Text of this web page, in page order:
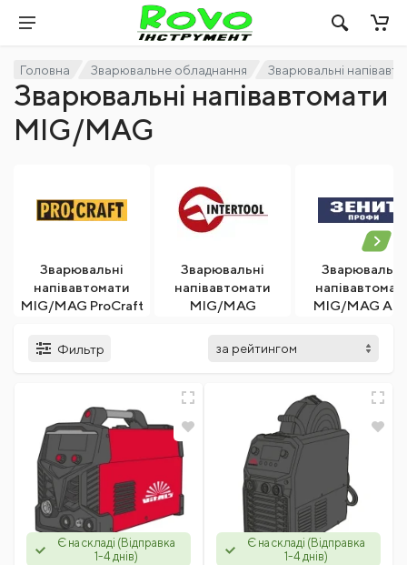
Головна Зварювальне обладнання Зварювальні
Зварювальні напівавтомати
MIG/MAG
Зварювальні
напівавтомати
MIG/MAG ProCraft
Зварювальні
напівавтомати
MIG/MAG
Зварювальні
MIG/MAG
Фильтр
Є на складі (Відправка
1-4 днів)
Є на складі (Відправка
1-4 днів)